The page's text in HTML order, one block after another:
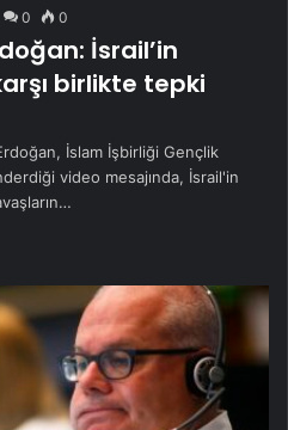
0 0
İsrail’in
birlikte tepki
İslam İşbirliği Gençlik
video mesajında, İsrail'in